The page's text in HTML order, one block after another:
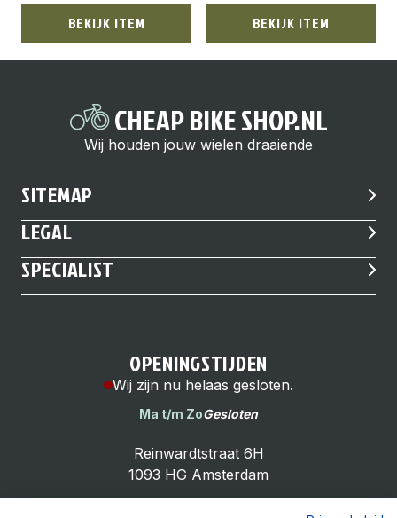
BEKIJK ITEM BEKIJK ITEM
CHEAP BIKE SHOP.NL
Wij houden jouw wielen draaiende
SITEMAP
LEGAL
SPECIALIST
OPENINGSTIJDEN
Wij zijn nu helaas gesloten.
Ma t/m ZoGesloten
Reinwardtstraat 6H
1093 HG Amsterdam